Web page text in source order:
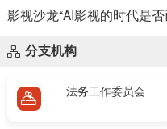
影视沙龙“AI影视的时代是
分支机构
法务工作委员会